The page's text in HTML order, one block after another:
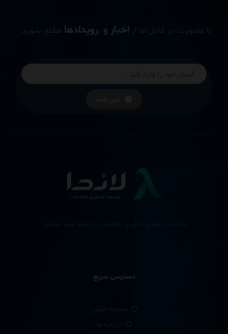
با عضویت در کانال ما از اخبار و رویدادها مطلع شوید.
با لاندا، کارهای فناوری اطلاعات را انجام شده بدانید.
دسترسی سریع
صفحه اصلی